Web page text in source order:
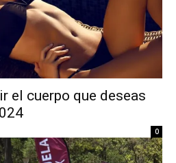
el cuerpo que deseas
0